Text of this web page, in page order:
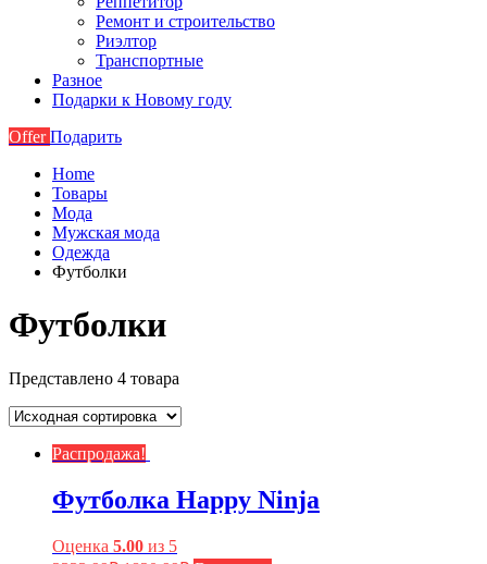
Ремонт и строительство
Риэлтор
Транспортные
Разное
Подарки к Новому году
OfferПодарить
Home
Товары
Мода
Мужская мода
Одежда
Футболки
Футболки
Представлено 4 товара
Распродажа!
Футболка Happy Ninja
Оценка 5.00 из 5